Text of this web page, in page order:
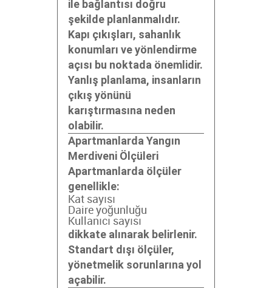
ile bağlantısı doğru
şekilde planlanmalıdır.
Kapı çıkışları, sahanlık
konumları ve yönlendirme
açısı bu noktada önemlidir.
Yanlış planlama, insanların
çıkış yönünü
karıştırmasına neden
olabilir.
Apartmanlarda Yangın
Merdiveni Ölçüleri
Apartmanlarda ölçüler
genellikle:
Kat sayısı
Daire yoğunluğu
Kullanıcı sayısı
dikkate alınarak belirlenir.
Standart dışı ölçüler,
yönetmelik sorunlarına yol
açabilir.